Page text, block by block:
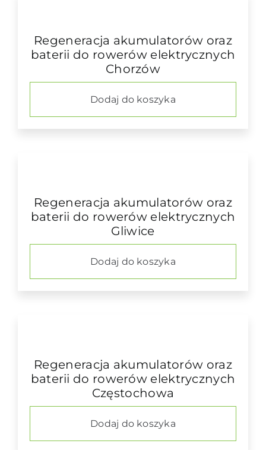
Regeneracja akumulatorów oraz
baterii do rowerów elektrycznych
Chorzów
Dodaj do koszyka
Regeneracja akumulatorów oraz
baterii do rowerów elektrycznych
Gliwice
Dodaj do koszyka
Regeneracja akumulatorów oraz
baterii do rowerów elektrycznych
Częstochowa
Dodaj do koszyka